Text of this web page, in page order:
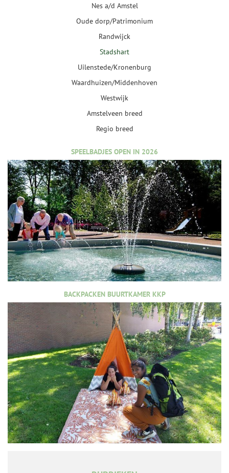
Nes a/d Amstel
Oude dorp/Patrimonium
Randwijck
Stadshart
Uilenstede/Kronenburg
Waardhuizen/Middenhoven
Westwijk
Amstelveen breed
Regio breed
SPEELBADJES OPEN IN 2026
BACKPACKEN BUURTKAMER KKP